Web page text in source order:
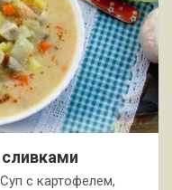
сливками
с картофелем,